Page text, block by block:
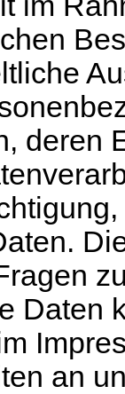
deren
Daten
an